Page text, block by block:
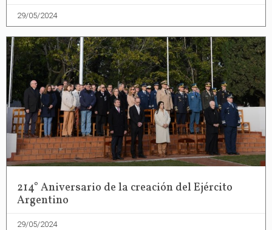
29/05/2024
214° Aniversario de la creación del Ejército
Argentino
29/05/2024